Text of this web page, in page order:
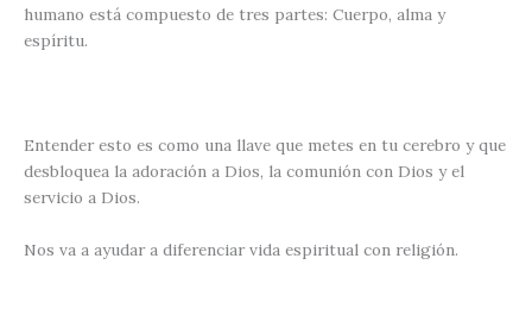
humano está compuesto de tres partes: Cuerpo, alma y
espíritu.
Entender esto es como una llave que metes en tu cerebro y que
desbloquea la adoración a Dios, la comunión con Dios y el
servicio a Dios.
Nos va a ayudar a diferenciar vida espiritual con religión.